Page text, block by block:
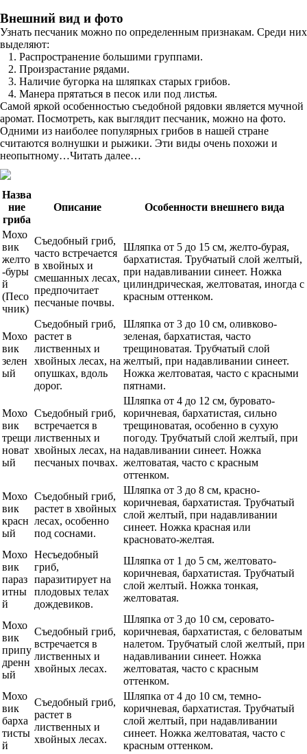
Внешний вид и фото
Узнать песчаник можно по определенным признакам. Среди них
выделяют:
Распространение большими группами.
Произрастание рядами.
Наличие бугорка на шляпках старых грибов.
Манера прятаться в песок или под листья.
Самой яркой особенностью съедобной рядовки является мучной
аромат. Посмотреть, как выглядит песчаник, можно на фото.
Одними из наиболее популярных грибов в нашей стране
считаются волнушки и рыжики. Эти виды очень похожи и
неопытному…Читать далее…
Назва
ние
гриба
Описание Особенности внешнего вида
Мохо
вик
желто
-буры
й
(Песо
чник)
Съедобный гриб,
часто встречается
в хвойных и
смешанных лесах,
предпочитает
песчаные почвы.
Шляпка от 5 до 15 см, желто-бурая,
бархатистая. Трубчатый слой желтый,
при надавливании синеет. Ножка
цилиндрическая, желтоватая, иногда с
красным оттенком.
Мохо
вик
зелен
ый
Съедобный гриб,
растет в
лиственных и
хвойных лесах, на
опушках, вдоль
дорог.
Шляпка от 3 до 10 см, оливково-
зеленая, бархатистая, часто
трещиноватая. Трубчатый слой
желтый, при надавливании синеет.
Ножка желтоватая, часто с красными
пятнами.
Мохо
вик
трещи
новат
ый
Съедобный гриб,
встречается в
лиственных и
хвойных лесах, на
песчаных почвах.
Шляпка от 4 до 12 см, буровато-
коричневая, бархатистая, сильно
трещиноватая, особенно в сухую
погоду. Трубчатый слой желтый, при
надавливании синеет. Ножка
желтоватая, часто с красным
оттенком.
Мохо
вик
красн
ый
Съедобный гриб,
растет в хвойных
лесах, особенно
под соснами.
Шляпка от 3 до 8 см, красно-
коричневая, бархатистая. Трубчатый
слой желтый, при надавливании
синеет. Ножка красная или
красновато-желтая.
Мохо
вик
параз
итны
й
Несъедобный
гриб,
паразитирует на
плодовых телах
дождевиков.
Шляпка от 1 до 5 см, желтовато-
коричневая, бархатистая. Трубчатый
слой желтый. Ножка тонкая,
желтоватая.
Мохо
вик
припу
дренн
ый
Съедобный гриб,
встречается в
лиственных и
хвойных лесах.
Шляпка от 3 до 10 см, серовато-
коричневая, бархатистая, с беловатым
налетом. Трубчатый слой желтый, при
надавливании синеет. Ножка
желтоватая, часто с красным
оттенком.
Мохо
вик
барха
тисты
й
Съедобный гриб,
растет в
лиственных и
хвойных лесах.
Шляпка от 4 до 10 см, темно-
коричневая, бархатистая. Трубчатый
слой желтый, при надавливании
синеет. Ножка желтоватая, часто с
красным оттенком.